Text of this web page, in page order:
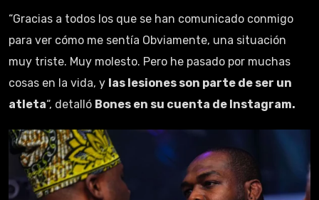
“Gracias a todos los que se han comunicado conmigo
para ver cómo me sentía Obviamente, una situación
muy triste. Muy molesto. Pero he pasado por muchas
cosas en la vida, y las lesiones son parte de ser un
atleta“, detalló Bones en su cuenta de Instagram.